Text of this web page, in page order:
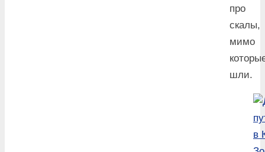
про
скалы,
мимо
шли.